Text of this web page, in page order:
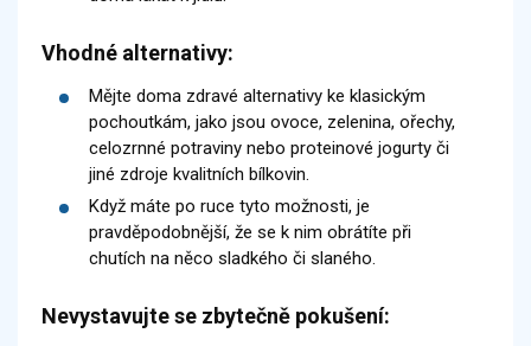
Vhodné alternativy:
Mějte doma zdravé alternativy ke klasickým
pochoutkám, jako jsou ovoce, zelenina, ořechy,
celozrnné potraviny nebo proteinové jogurty či
jiné zdroje kvalitních bílkovin.
Když máte po ruce tyto možnosti, je
pravděpodobnější, že se k nim obrátíte při
chutích na něco sladkého či slaného.
Nevystavujte se zbytečně pokušení: